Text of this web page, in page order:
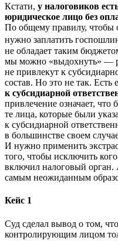
Кстати, у налоговиков
юридическое лицо без
По общему правилу, чтобы
нужно заплатить
не обладает таким
мы можно «выдохнуть» —
не привлекут к
состав. Но это не так. Есть
к субсидиарной
привлечение означает, что
те лица, которые были
к субсидиарной
в большинстве своем
И нужно применить
того, чтобы исключить
включил налоговый орган.
самым неожиданным
Кейс 1
Суд сделал вывод о том,
контролирующим лицом